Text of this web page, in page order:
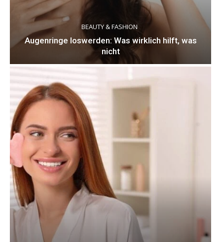
BEAUTY & FASHION
Augenringe loswerden: Was wirklich hilft, was
nicht